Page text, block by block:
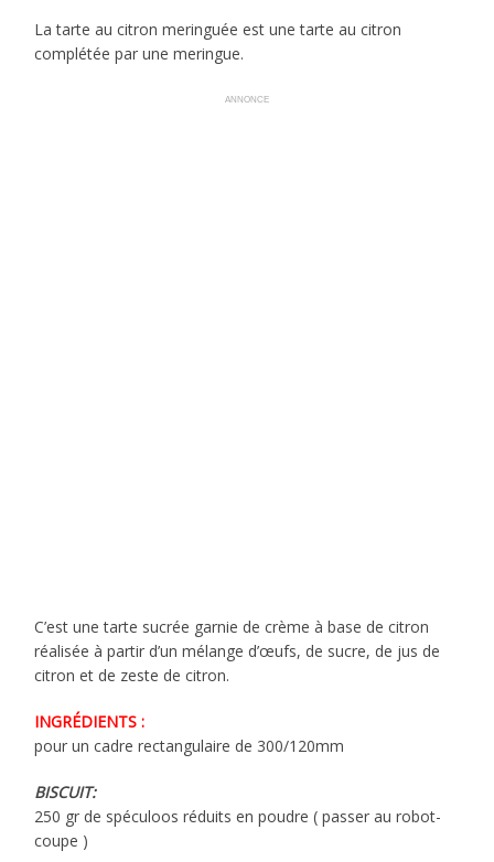
La tarte au citron meringuée est une tarte au citron
complétée par une meringue.
ANNONCE
C’est une tarte sucrée garnie de crème à base de citron
réalisée à partir d’un mélange d’œufs, de sucre, de jus de
citron et de zeste de citron.
INGRÉDIENTS :
pour un cadre rectangulaire de 300/120mm
BISCUIT:
250 gr de spéculoos réduits en poudre ( passer au robot-
coupe )